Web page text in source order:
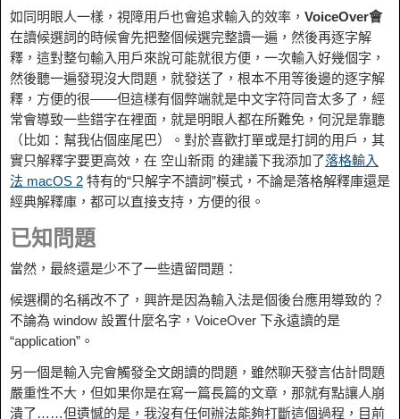
如同明眼人一樣，視障用戶也會追求輸入的效率， VoiceOver會
在讀候選詞的時候會先把整個候選完整讀一遍，然後再逐字解
釋，這對整句輸入用戶來說可能就很方便，一次輸入好幾個字，
然後聽一遍發現沒大問題，就發送了，根本不用等後邊的逐字解
釋，方便的很——但這樣有個弊端就是中文字符同音太多了，經
常會導致一些錯字在裡面，就是明眼人都在所難免，何況是靠聽
（比如：幫我佔個座尾巴）。對於喜歡打單或是打詞的用戶，其
實只解釋字要更高效，在 空山新雨 的建議下我添加了落格輸入
法 macOS 2 特有的“只解字不讀詞”模式，不論是落格解釋庫還是
經典解釋庫，都可以直接支持，方便的很。
已知問題
當然，最終還是少不了一些遺留問題：
候選欄的名稱改不了，興許是因為輸入法是個後台應用導致的？
不論為 window 設置什麼名字，VoiceOver 下永遠讀的是
“application”。
另一個是輸入完會觸發全文朗讀的問題，雖然聊天發言估計問題
嚴重性不大，但如果你是在寫一篇長篇的文章，那就有點讓人崩
潰了……但遺憾的是，我沒有任何辦法能夠打斷這個過程，目前